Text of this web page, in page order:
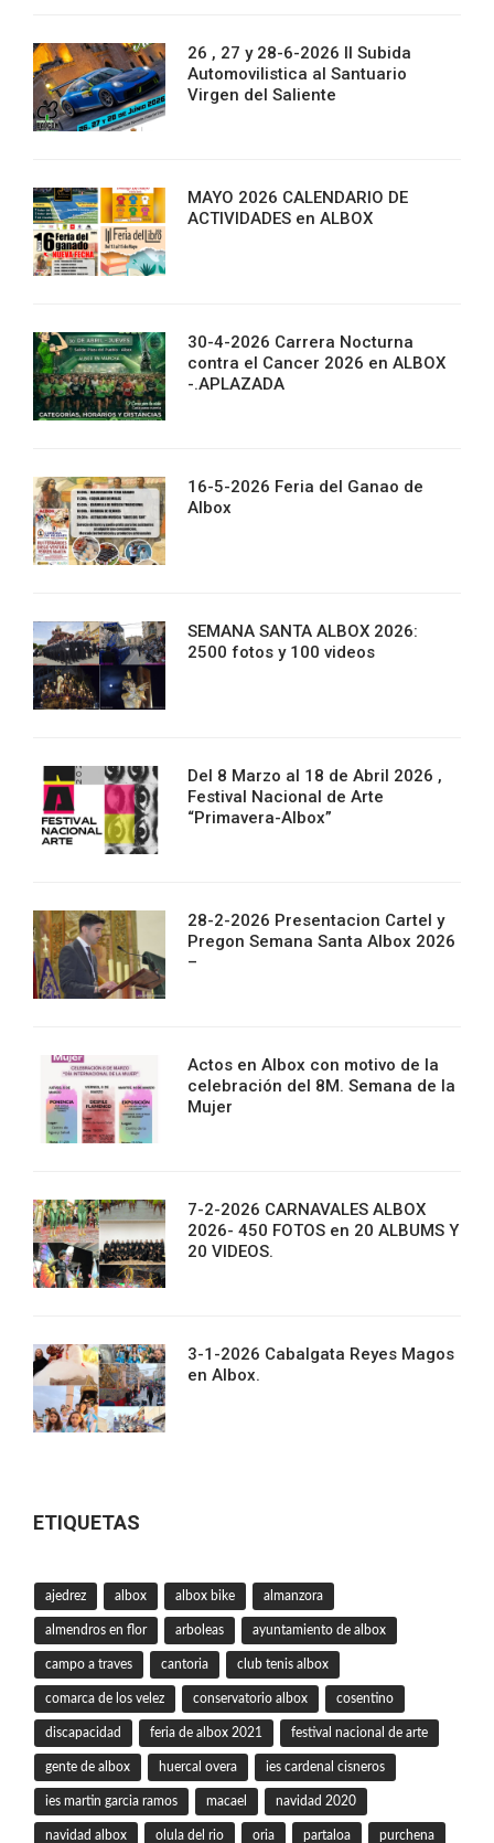
26 , 27 y 28-6-2026 II Subida
Automovilistica al Santuario
Virgen del Saliente
MAYO 2026 CALENDARIO DE
ACTIVIDADES en ALBOX
30-4-2026 Carrera Nocturna
contra el Cancer 2026 en ALBOX
-.APLAZADA
16-5-2026 Feria del Ganao de
Albox
SEMANA SANTA ALBOX 2026:
2500 fotos y 100 videos
Del 8 Marzo al 18 de Abril 2026 ,
Festival Nacional de Arte
“Primavera-Albox”
28-2-2026 Presentacion Cartel y
Pregon Semana Santa Albox 2026
–
Actos en Albox con motivo de la
celebración del 8M. Semana de la
Mujer
7-2-2026 CARNAVALES ALBOX
2026- 450 FOTOS en 20 ALBUMS Y
20 VIDEOS.
3-1-2026 Cabalgata Reyes Magos
en Albox.
ETIQUETAS
ajedrez albox albox bike almanzora
almendros en flor arboleas ayuntamiento de albox
campo a traves cantoria club tenis albox
comarca de los velez conservatorio albox cosentino
discapacidad feria de albox 2021 festival nacional de arte
gente de albox huercal overa ies cardenal cisneros
ies martin garcia ramos macael navidad 2020
navidad albox olula del rio oria partaloa purchena